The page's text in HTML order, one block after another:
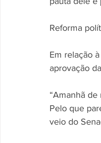
Reforma
Em relação
aprovação
“Amanhã
Pelo que
veio do